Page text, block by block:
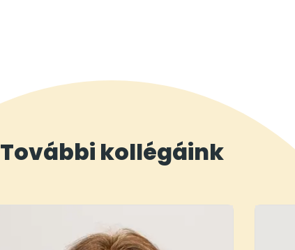
További kollégáink